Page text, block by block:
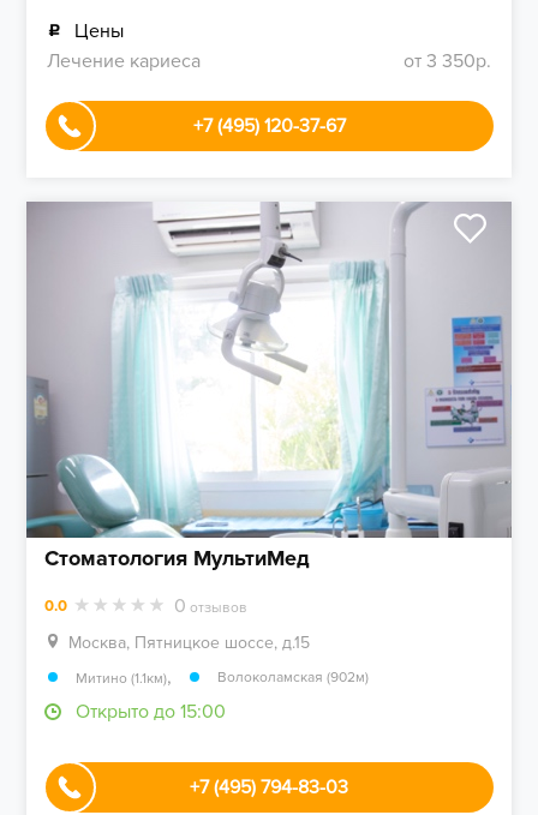
Цены
Лечение кариеса
от 3 350р.
+7 (495) 120-37-67
Стоматология МультиМед
0.0 0 отзывов
Москва, Пятницкое шоссе, д.15
Митино (1.1км), Волоколамская (902м)
Открыто до 15:00
+7 (495) 794-83-03